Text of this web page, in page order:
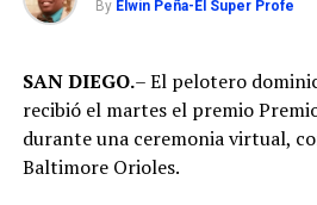
By Elwin Peña-El Super Profe
SAN DIEGO.– El pelotero
recibió el martes el premio
durante una ceremonia virtual,
Baltimore Orioles.